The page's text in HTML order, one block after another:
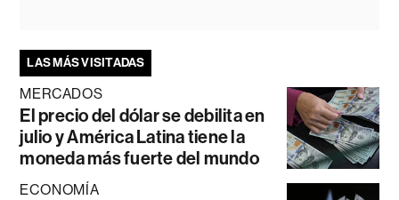
LAS MÁS VISITADAS
MERCADOS
El precio del dólar se debilita en
julio y América Latina tiene la
moneda más fuerte del mundo
ECONOMÍA